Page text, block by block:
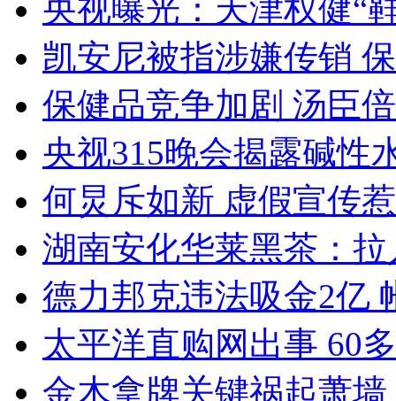
央视曝光：天津权健“
凯安尼被指涉嫌传销
保健品竞争加剧 汤臣
央视315晚会揭露碱性
何炅斥如新 虚假宣传
湖南安化华莱黑茶：
德力邦克违法吸金2亿
太平洋直购网出事 60
金木拿牌关键祸起萧